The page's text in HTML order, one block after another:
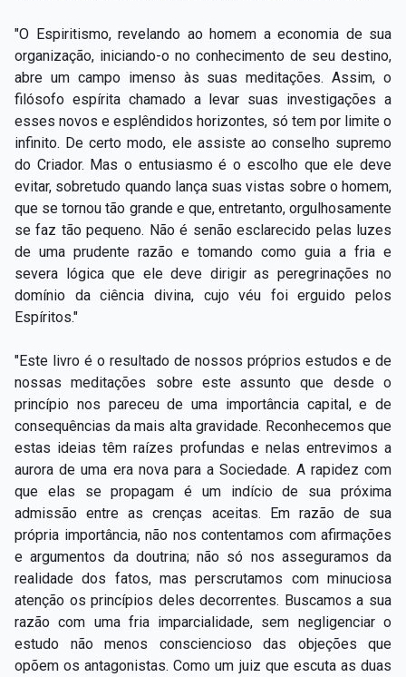
"O Espiritismo, revelando ao homem a economia de sua
organização, iniciando-o no conhecimento de seu destino,
abre um campo imenso às suas meditações. Assim, o
filósofo espírita chamado a levar suas investigações a
esses novos e esplêndidos horizontes, só tem por limite o
infinito. De certo modo, ele assiste ao conselho supremo
do Criador. Mas o entusiasmo é o escolho que ele deve
evitar, sobretudo quando lança suas vistas sobre o homem,
que se tornou tão grande e que, entretanto, orgulhosamente
se faz tão pequeno. Não é senão esclarecido pelas luzes
de uma prudente razão e tomando como guia a fria e
severa lógica que ele deve dirigir as peregrinações no
domínio da ciência divina, cujo véu foi erguido pelos
Espíritos."
"Este livro é o resultado de nossos próprios estudos e de
nossas meditações sobre este assunto que desde o
princípio nos pareceu de uma importância capital, e de
consequências da mais alta gravidade. Reconhecemos que
estas ideias têm raízes profundas e nelas entrevimos a
aurora de uma era nova para a Sociedade. A rapidez com
que elas se propagam é um indício de sua próxima
admissão entre as crenças aceitas. Em razão de sua
própria importância, não nos contentamos com afirmações
e argumentos da doutrina; não só nos asseguramos da
realidade dos fatos, mas perscrutamos com minuciosa
atenção os princípios deles decorrentes. Buscamos a sua
razão com uma fria imparcialidade, sem negligenciar o
estudo não menos consciencioso das objeções que
opõem os antagonistas. Como um juiz que escuta as duas